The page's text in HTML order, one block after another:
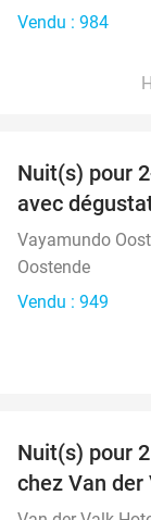
Vendu : 984
Nuit(s) pour
avec
Vayamundo
Oostende
Vendu : 949
Nuit(s) pour
chez Van der